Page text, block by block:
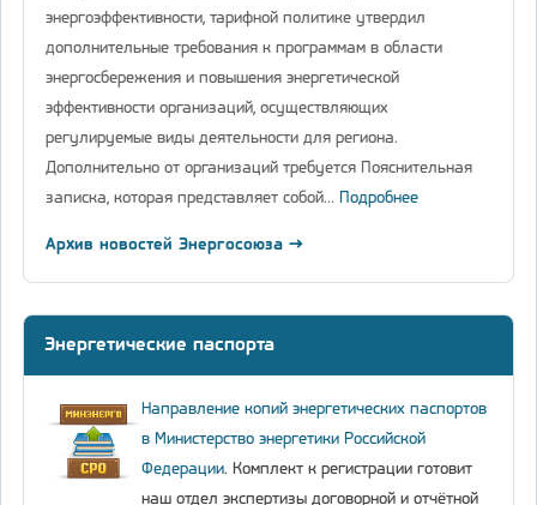
энергоэффективности, тарифной политике утвердил
дополнительные требования к программам в области
энергосбережения и повышения энергетической
эффективности организаций, осуществляющих
регулируемые виды деятельности для региона.
Дополнительно от организаций требуется Пояснительная
записка, которая представляет собой… Подробнее
Архив новостей Энергосоюза →
Энергетические паспорта
Направление копий энергетических паспортов
в Министерство энергетики Российской
Федерации. Комплект к регистрации готовит
наш отдел экспертизы договорной и отчётной